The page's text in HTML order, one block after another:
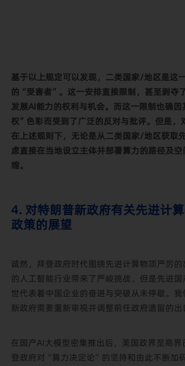
基于以上规定可以发现，二类国家/地区是这
的“受害者”。这一安排直接限制，甚至剥夺
发展AI能力的权利与机会。而这一限制也确
权”色彩而受到了广泛的反对与批评。但是，
在上述规则下，无论是从二类国家/地区获取
虑直接在当地设立主体并部署算力的路径及
缩。
4. 对特朗普新政府有关先进计
政策的展望
诚然，拜登政府时代围绕先进计算物项严厉
的人工智能行业带来了严峻挑战，但是先进
世代表着中国企业的奋进与突破从未停歇。
新政府需要重新审视并调整前任政府遗留的出
在国产AI大模型密集推出后，美国政界至商
登政府对“算力决定论”的坚持和由此不断加